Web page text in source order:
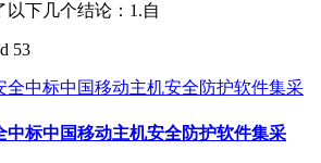
以下几个结论：1.自
53
中标中国移动主机安全防护软件集采